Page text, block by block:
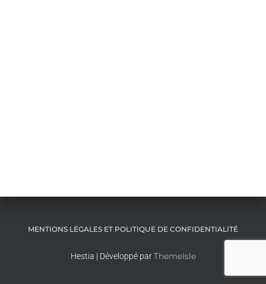
MENTIONS LÉGALES ET POLITIQUE DE CONFIDENTIALITÉ
Hestia | Développé parThemeIsle